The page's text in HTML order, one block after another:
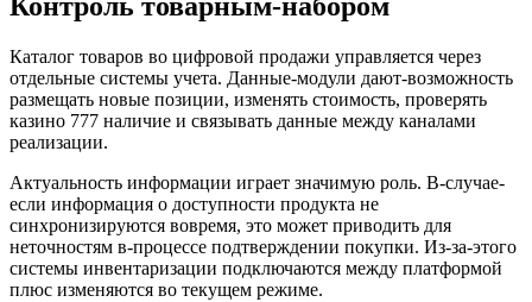
Контроль товарным-набором
Каталог товаров во цифровой продажи управляется через
отдельные системы учета. Данные-модули дают-возможность
размещать новые позиции, изменять стоимость, проверять
казино 777 наличие и связывать данные между каналами
реализации.
Актуальность информации играет значимую роль. В-случае-
если информация о доступности продукта не
синхронизируются вовремя, это может приводить для
неточностям в-процессе подтверждении покупки. Из-за-этого
системы инвентаризации подключаются между платформой
плюс изменяются во текущем режиме.